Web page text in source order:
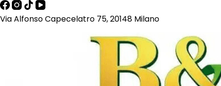
Via Alfonso Capecelatro 75, 20148 Milano